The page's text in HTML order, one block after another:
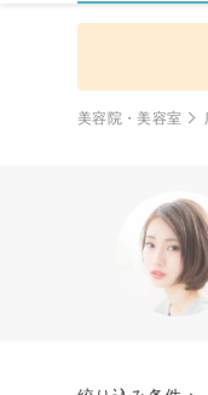
美容院・美容室